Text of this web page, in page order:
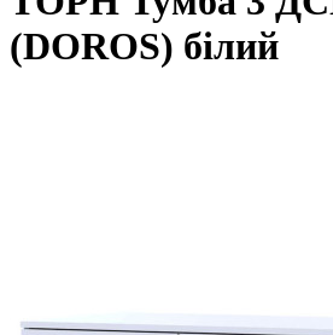
(DOROS) білий